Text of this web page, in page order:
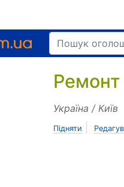
Україна / Київ
Підняти